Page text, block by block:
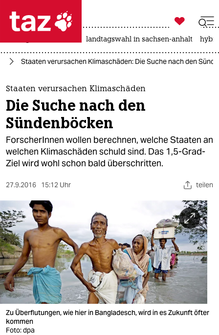
 taz zahl ich
taz zahl ich
themen
politik
öko
gesellschaft
sport
berlin
nord
wahrheit
verlag
verlag
veranstaltungen

taz zahl ich
landtagswahl in sachsen-anhalt
Staaten verursachen Klimaschäden: Die Suche nach den
Staaten verursachen Klimaschäden
Die Suche nach den
Sündenböcken
ForscherInnen wollen berechnen, welche Staaten an
welchen Klimaschäden schuld sind. Das 1,5-Grad-
Ziel wird wohl schon bald überschritten.
27.9.2016 15:12 Uhr teilen
Zu Überflutungen, wie hier in Bangladesch, wird in es Zukunft öfter
kommen
Foto: dpa